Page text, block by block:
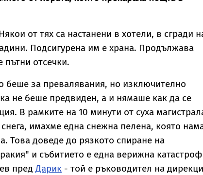
от тях са настанени в хотели, в сгради
Подсигурена им е храна. Продължава
пътни отсечки.
беше за превалявания, но изключително
не беше предвиден, а и нямаше как да се
В рамките на 10 минути от суха
имахме една снежна пелена, която
Това доведе до рязкото спиране на
и събитието е една верижна
предДарик - той е ръководител на